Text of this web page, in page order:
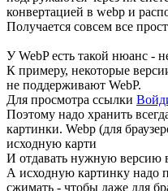
конвертацией в webp и
Получается совсем все
У WebP есть такой нюанс -
К примеру, некоторые
не поддерживают WebP.
Для просмотра ссылки
Поэтому надо хранить
картинки. Webp (для
исходную карти
И отдавать нужную версию
А исходную картинку надо
сжимать - чтобы даже для